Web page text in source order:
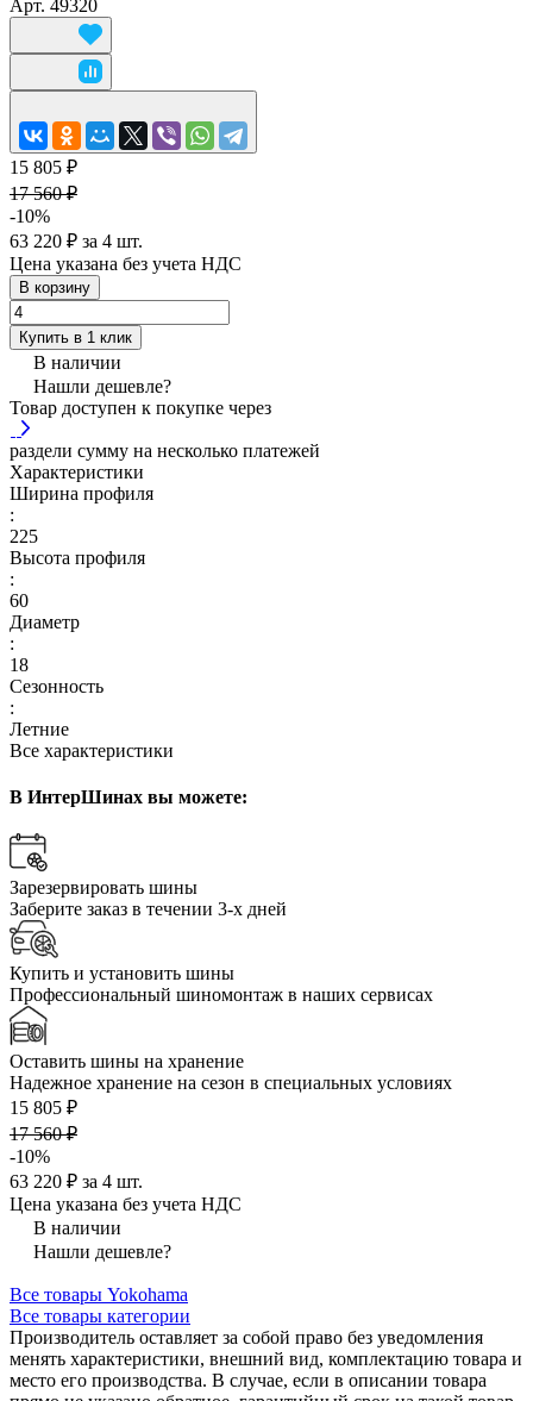
Арт. 49320
15 805 ₽
17 560 ₽
-10%
63 220 ₽ за 4 шт.
Цена указана без учета НДС
В корзину
Купить в 1 клик
В наличии
Нашли дешевле?
Товар доступен к покупке через
раздели сумму на несколько платежей
Характеристики
Ширина профиля
:
225
Высота профиля
:
60
Диаметр
:
18
Сезонность
:
Летние
Все характеристики
В ИнтерШинах вы можете:
Зарезервировать шины
Заберите заказ в течении 3-х дней
Купить и установить шины
Профессиональный шиномонтаж в наших сервисах
Оставить шины на хранение
Надежное хранение на сезон в специальных условиях
15 805 ₽
17 560 ₽
-10%
63 220 ₽ за 4 шт.
Цена указана без учета НДС
В наличии
Нашли дешевле?
Все товары Yokohama
Все товары категории
Производитель оставляет за собой право без уведомления
менять характеристики, внешний вид, комплектацию товара и
место его производства. В случае, если в описании товара